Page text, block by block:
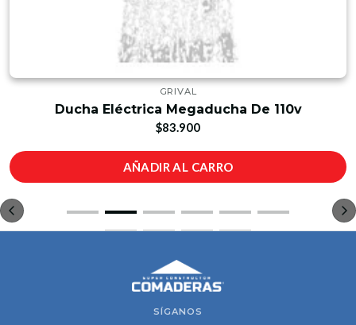
GRIVAL
Ducha Eléctrica Megaducha De 110v
$83.900
AÑADIR AL CARRO
SÍGANOS